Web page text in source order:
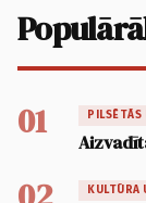
01 PILSĒTĀS
KULTŪRA